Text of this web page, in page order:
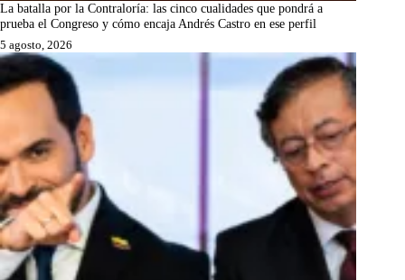
La batalla por la Contraloría: las cinco cualidades que pondrá a
prueba el Congreso y cómo encaja Andrés Castro en ese perfil
5 agosto, 2026